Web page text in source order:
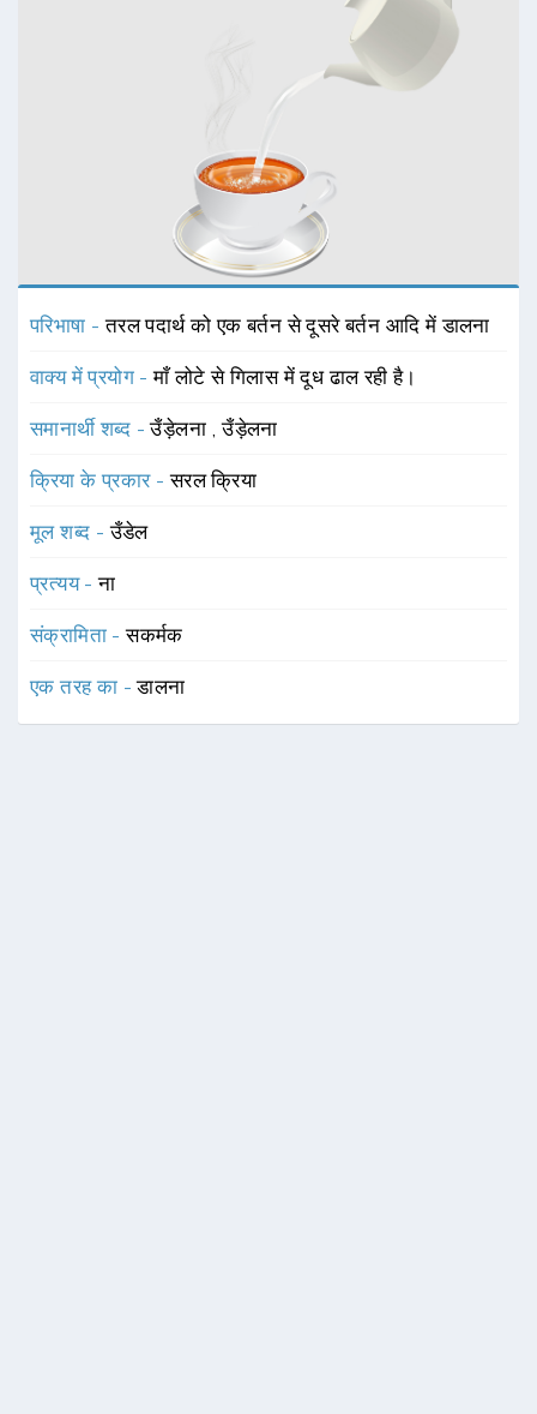
परिभाषा -तरल पदार्थ को एक बर्तन से दूसरे बर्तन आदि में डालना
वाक्य में प्रयोग -माँ लोटे से गिलास में दूध ढाल रही है।
समानार्थी शब्द -उँड़ेलना ,उँड़ेलना
क्रिया के प्रकार -सरल क्रिया
मूल शब्द -उँडेल
प्रत्यय -ना
संक्रामिता -सकर्मक
एक तरह का -डालना